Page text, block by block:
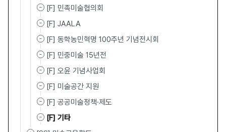
[F] 민족미술협의회
[F] JAALA
[F] 동학농민혁명 100주년 기념전시회
[F] 민중미술 15년전
[F] 오윤 기념사업회
[F] 미술공간 지원
[F] 공공미술정책·제도
[F] 기타